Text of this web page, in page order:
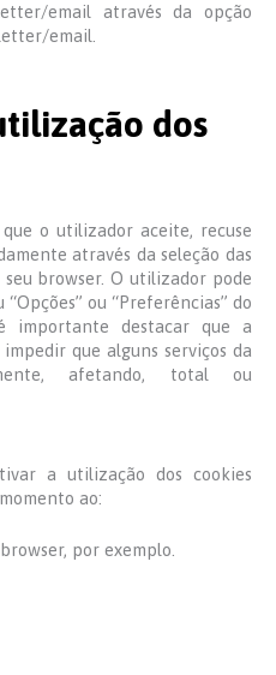
email através da opção
email.
dos
o utilizador aceite, recuse
através da seleção das
browser. O utilizador pode
ou “Preferências” do
importante destacar que a
que alguns serviços da
afetando, total ou
a utilização dos cookies
ao:
por exemplo.